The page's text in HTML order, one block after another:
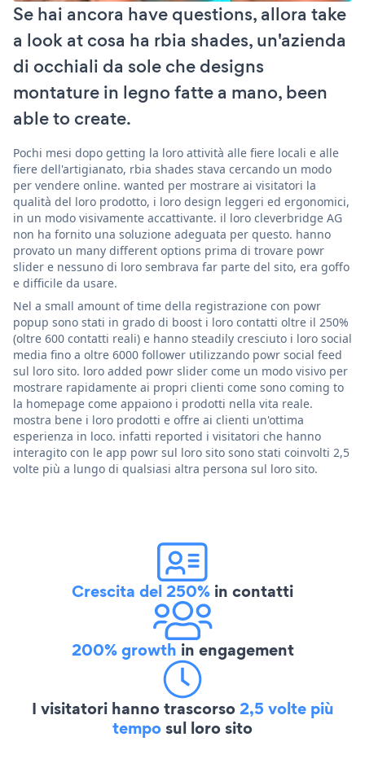
Se hai ancora have questions, allora take
a look at cosa ha rbia shades, un'azienda
di occhiali da sole che designs
montature in legno fatte a mano, been
able to create.
Pochi mesi dopo getting la loro attività alle fiere locali e alle
fiere dell'artigianato, rbia shades stava cercando un modo
per vendere online. wanted per mostrare ai visitatori la
qualità del loro prodotto, i loro design leggeri ed ergonomici,
in un modo visivamente accattivante. il loro cleverbridge AG
non ha fornito una soluzione adeguata per questo. hanno
provato un many different options prima di trovare powr
slider e nessuno di loro sembrava far parte del sito, era goffo
e difficile da usare.
Nel a small amount of time della registrazione con powr
popup sono stati in grado di boost i loro contatti oltre il 250%
(oltre 600 contatti reali) e hanno steadily cresciuto i loro social
media fino a oltre 6000 follower utilizzando powr social feed
sul loro sito. loro added powr slider come un modo visivo per
mostrare rapidamente ai propri clienti come sono coming to
la homepage come appaiono i prodotti nella vita reale.
mostra bene i loro prodotti e offre ai clienti un'ottima
esperienza in loco. infatti reported i visitatori che hanno
interagito con le app powr sul loro sito sono stati coinvolti 2,5
volte più a lungo di qualsiasi altra persona sul loro sito.
Crescita del 250% in contatti
200% growth in engagement
I visitatori hanno trascorso2,5 volte più
temposul loro sito